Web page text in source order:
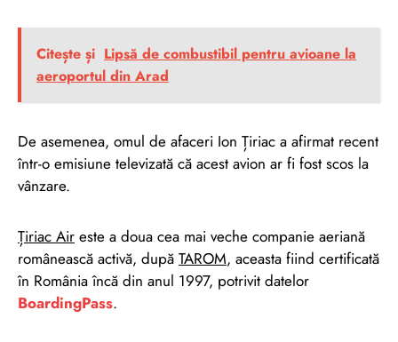
Citește și Lipsă de combustibil pentru avioane la
aeroportul din Arad
De asemenea, omul de afaceri Ion Țiriac a afirmat recent
într-o emisiune televizată că acest avion ar fi fost scos la
vânzare.
Țiriac Air este a doua cea mai veche companie aeriană
românească activă, după TAROM, aceasta fiind certificată
în România încă din anul 1997, potrivit datelor
BoardingPass.